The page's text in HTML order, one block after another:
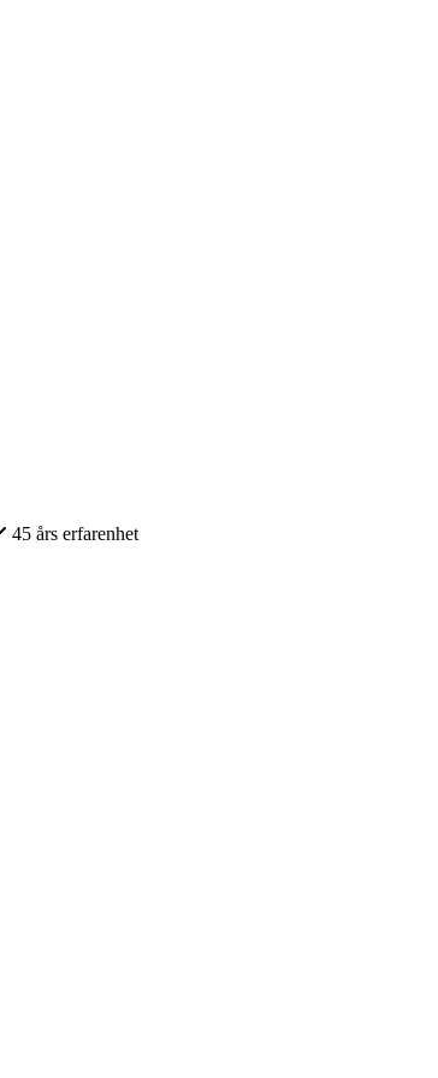
45 års erfarenhet